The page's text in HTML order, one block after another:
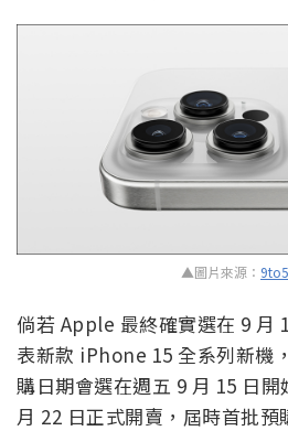
▲圖片來源：
倘若 Apple 最終確實選在 9 月
表新款 iPhone 15 全系列新機
購日期會選在週五 9 月 15 日
月 22 日正式開賣，屆時首批預